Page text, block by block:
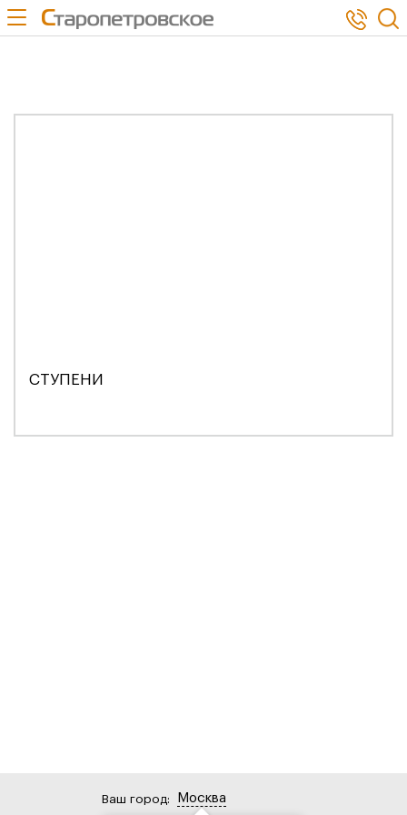
use Bitrix\Main\Page\Asset; $asset->addJs(SITE_TEMPLATE_PATH .
'/js/jquery.min.js');
СТУПЕНИ
Ваш город: Москва